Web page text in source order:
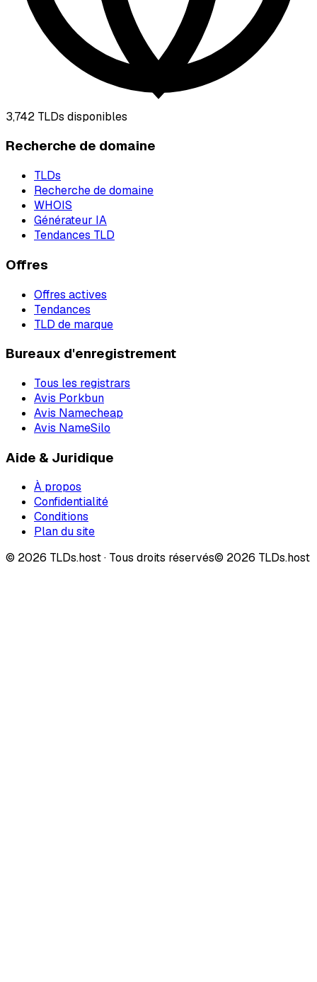
3,742 TLDs disponibles
Recherche de domaine
TLDs
Recherche de domaine
WHOIS
Générateur IA
Tendances TLD
Offres
Offres actives
Tendances
TLD de marque
Bureaux d'enregistrement
Tous les registrars
Avis Porkbun
Avis Namecheap
Avis NameSilo
Aide & Juridique
À propos
Confidentialité
Conditions
Plan du site
© 2026 TLDs.host · Tous droits réservés© 2026 TLDs.host